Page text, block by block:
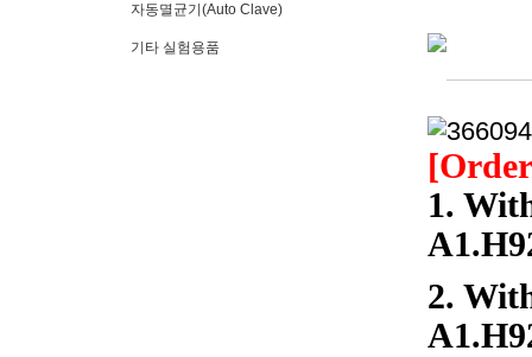
자동멸균기(Auto Clave)
기타 실험용품
1.
2.